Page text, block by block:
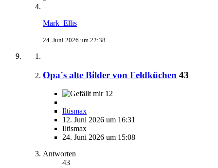
Mark_Ellis
24. Juni 2026 um 22:38
Opa´s alte Bilder von Feldküchen 43
12
Iltismax
12. Juni 2026 um 16:31
Iltismax
24. Juni 2026 um 15:08
Antworten
43